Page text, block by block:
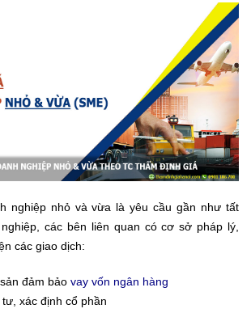
nghiệp nhỏ và vừa là yêu cầu gần như tất
các bên liên quan có cơ sở pháp lý,
các giao dịch:
đảm bảo vay vốn ngân hàng
xác định cổ phần